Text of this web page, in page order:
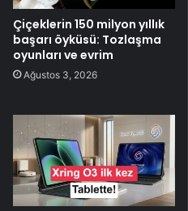
Çiçeklerin 150 milyon yıllık
başarı öyküsü: Tozlaşma
oyunları ve evrim
Ağustos 3, 2026